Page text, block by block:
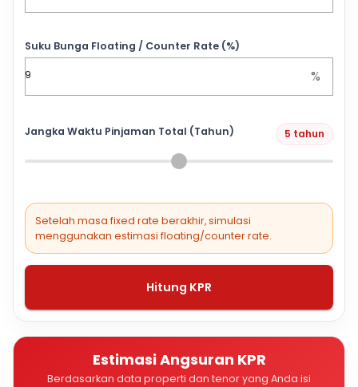
Suku Bunga Floating / Counter Rate (%)
%
Jangka Waktu Pinjaman Total (Tahun) 5 tahun
Setelah masa fixed rate berakhir, simulasi
menggunakan estimasi floating/counter rate.
Hitung KPR
Estimasi Angsuran KPR
Berdasarkan data properti dan tenor yang Anda isi